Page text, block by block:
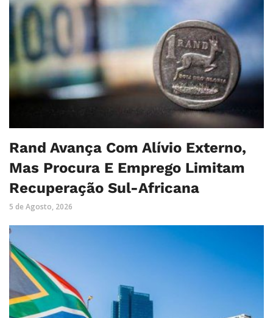
Rand Avança Com Alívio Externo,
Mas Procura E Emprego Limitam
Recuperação Sul-Africana
5 de Agosto, 2026